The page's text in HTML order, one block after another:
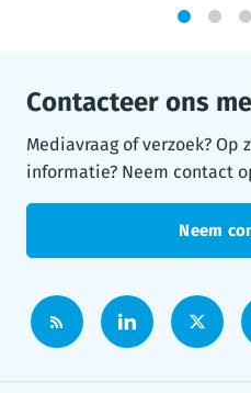
Contacteer ons
Mediavraag of verzoek? Op
informatie? Neem contact
Neem